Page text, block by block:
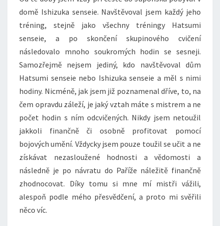
domě Ishizuka senseie. Navštěvoval jsem každý jeho
tréning, stejně jako všechny tréningy Hatsumi
senseie, a po skončení skupinového cvičení
následovalo mnoho soukromých hodin se sesneji.
Samozřejmě nejsem jediný, kdo navštěvoval dům
Hatsumi senseie nebo Ishizuka senseie a měl s nimi
hodiny. Nicméně, jak jsem již poznamenal dříve, to, na
čem opravdu záleží, je jaký vztah máte s mistrem a ne
počet hodin s ním odcvičených. Nikdy jsem netoužil
jakkoli finančně či osobně profitovat pomocí
bojových umění. Vždycky jsem pouze toužil se učit a ne
získávat nezasloužené hodnosti a vědomosti a
následně je po návratu do Paříže náležitě finančně
zhodnocovat. Díky tomu si mne mí mistři vážili,
alespoň podle mého přesvědčení, a proto mi svěřili
něco víc.